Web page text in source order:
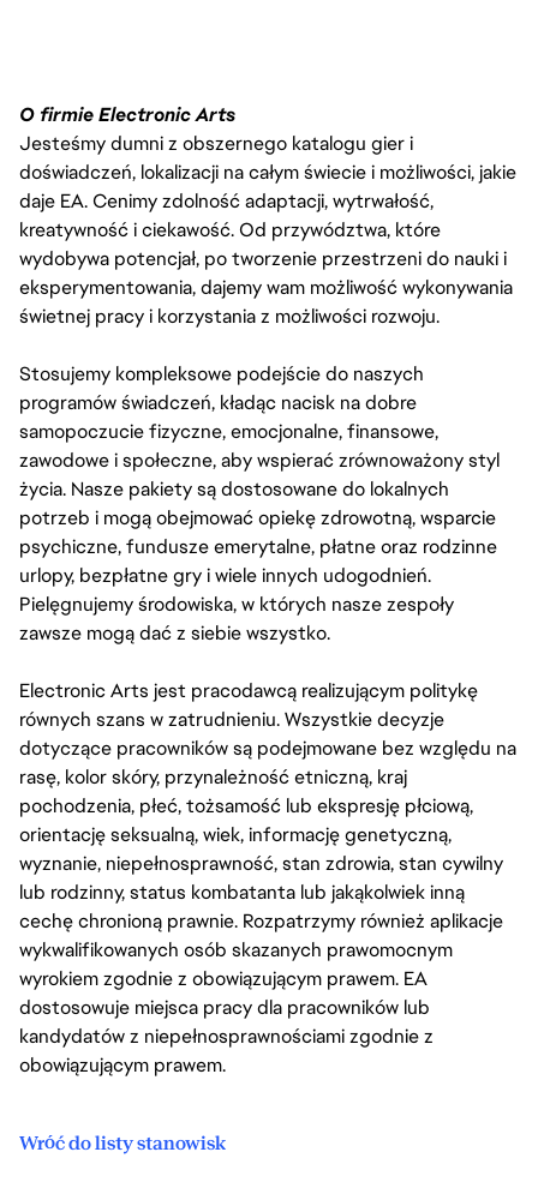
O firmie Electronic Arts
Jesteśmy dumni z obszernego katalogu gier i
doświadczeń, lokalizacji na całym świecie i możliwości, jakie
daje EA. Cenimy zdolność adaptacji, wytrwałość,
kreatywność i ciekawość. Od przywództwa, które
wydobywa potencjał, po tworzenie przestrzeni do nauki i
eksperymentowania, dajemy wam możliwość wykonywania
świetnej pracy i korzystania z możliwości rozwoju.
Stosujemy kompleksowe podejście do naszych
programów świadczeń, kładąc nacisk na dobre
samopoczucie fizyczne, emocjonalne, finansowe,
zawodowe i społeczne, aby wspierać zrównoważony styl
życia. Nasze pakiety są dostosowane do lokalnych
potrzeb i mogą obejmować opiekę zdrowotną, wsparcie
psychiczne, fundusze emerytalne, płatne oraz rodzinne
urlopy, bezpłatne gry i wiele innych udogodnień.
Pielęgnujemy środowiska, w których nasze zespoły
zawsze mogą dać z siebie wszystko.
Electronic Arts jest pracodawcą realizującym politykę
równych szans w zatrudnieniu. Wszystkie decyzje
dotyczące pracowników są podejmowane bez względu na
rasę, kolor skóry, przynależność etniczną, kraj
pochodzenia, płeć, tożsamość lub ekspresję płciową,
orientację seksualną, wiek, informację genetyczną,
wyznanie, niepełnosprawność, stan zdrowia, stan cywilny
lub rodzinny, status kombatanta lub jakąkolwiek inną
cechę chronioną prawnie. Rozpatrzymy również aplikacje
wykwalifikowanych osób skazanych prawomocnym
wyrokiem zgodnie z obowiązującym prawem. EA
dostosowuje miejsca pracy dla pracowników lub
kandydatów z niepełnosprawnościami zgodnie z
obowiązującym prawem.
Wróć do listy stanowisk